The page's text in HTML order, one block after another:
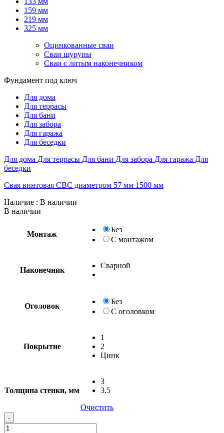
159 мм
219 мм
325 мм
Оцинкованные сваи
Сваи шурупы
Сваи с литым наконечником
Фундамент под ключ
Для дома
Для террасы
Для бани
Для забора
Для гаража
Для беседки
Для дома Для террасы Для бани Для забора Для гаража Для
беседки
Свая винтовая СВС диаметром 57 мм 1500 мм
Наличие : В наличии
В наличии
Монтаж
Без
С монтажом
Наконечник
Сварной
Оголовок
Без
С оголовком
Покрытие
1
2
Цинк
Толщина стенки, мм
3
3.5
Очистить
-